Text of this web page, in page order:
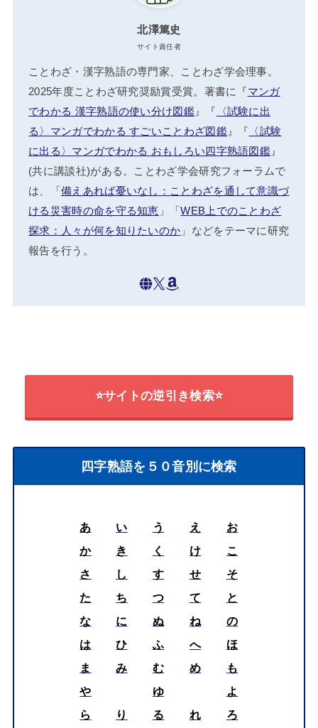
北澤篤史
サイト責任者
ことわざ・漢字熟語の専門家、ことわざ学会理事。
2025年度ことわざ研究奨励賞受賞。著書に『マンガ
でわかる 漢字熟語の使い分け図鑑』『 〈試験に出
る〉マンガでわかる すごいことわざ図鑑』『 〈試験
に出る〉マンガでわかる おもしろい四字熟語図鑑 』
(共に講談社)がある。ことわざ学会研究フォーラムで
は、「備えあれば憂いなし：ことわざを通して意識づ
ける災害時の命を守る知恵 」「WEB上でのことわざ
探求：人々が何を知りたいのか 」などをテーマに研究
報告を行う。
⭐サイトの逆引き検索⭐
四字熟語を５０音別に検索
あ い う え
お
か
き く け
こ
さ
し す せ
そ
た
ち つ て
と
な
に ぬ ね
の
は
ひ ふ へ
ほ
ま
み む め
も
や
ゆ
よ
ら
り る れ
ろ